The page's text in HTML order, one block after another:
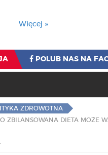
Więcej »
POLUB NAS NA
ZDROWOTNA